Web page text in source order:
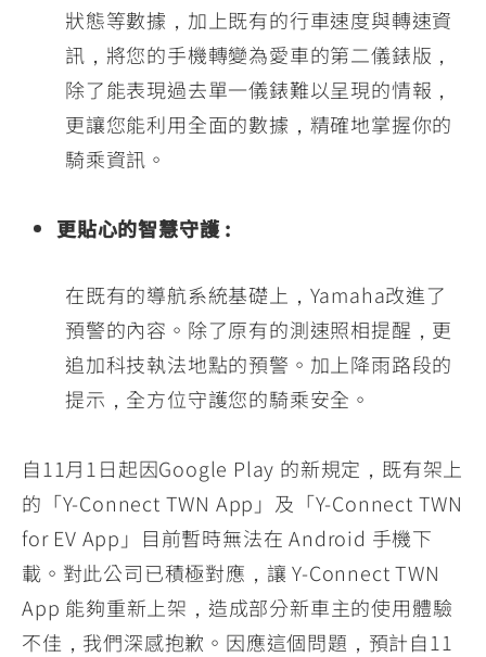
狀態等數據，加上既有的行車速度與轉速資
訊，將您的手機轉變為愛車的第二儀錶版，
除了能表現過去單一儀錶難以呈現的情報，
更讓您能利用全面的數據，精確地掌握你的
騎乘資訊。
更貼心的智慧守護 :
在既有的導航系統基礎上，Yamaha改進了
預警的內容。除了原有的測速照相提醒，更
追加科技執法地點的預警。加上降雨路段的
提示，全方位守護您的騎乘安全。
自11月1日起因Google Play 的新規定，既有架上
的「Y-Connect TWN App」及「Y-Connect TWN
for EV App」目前暫時無法在 Android 手機下
載。對此公司已積極對應，讓 Y-Connect TWN
App 能夠重新上架，造成部分新車主的使用體驗
不佳，我們深感抱歉。因應這個問題，預計自11